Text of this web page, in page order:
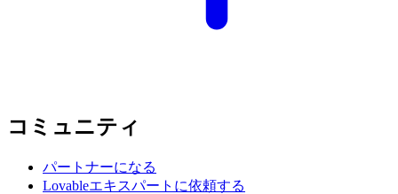
コミュニティ
パートナーになる
Lovableエキスパートに依頼する